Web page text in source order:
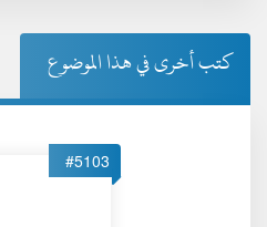
كتب أخرى في هذا الموضوع
#5103